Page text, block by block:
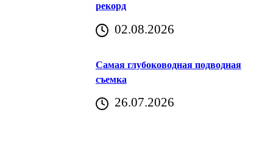
рекорд
02.08.2026
Самая глубоководная подводная
съемка
26.07.2026